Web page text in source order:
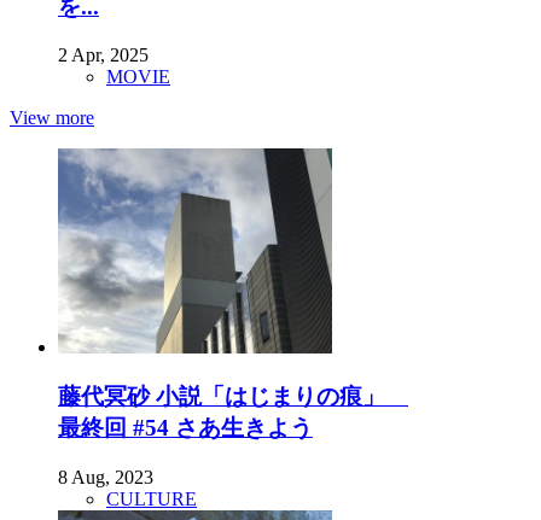
を...
2 Apr, 2025
MOVIE
View more
藤代冥砂 小説「はじまりの痕」
最終回 #54 さあ生きよう
8 Aug, 2023
CULTURE